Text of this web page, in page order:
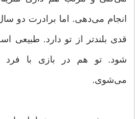
انجام می‌دهی. اما برادرت دو
قدی بلندتر از تو دارد. طبیعی
شود. تو هم در بازی با فرد
می‌شوی.